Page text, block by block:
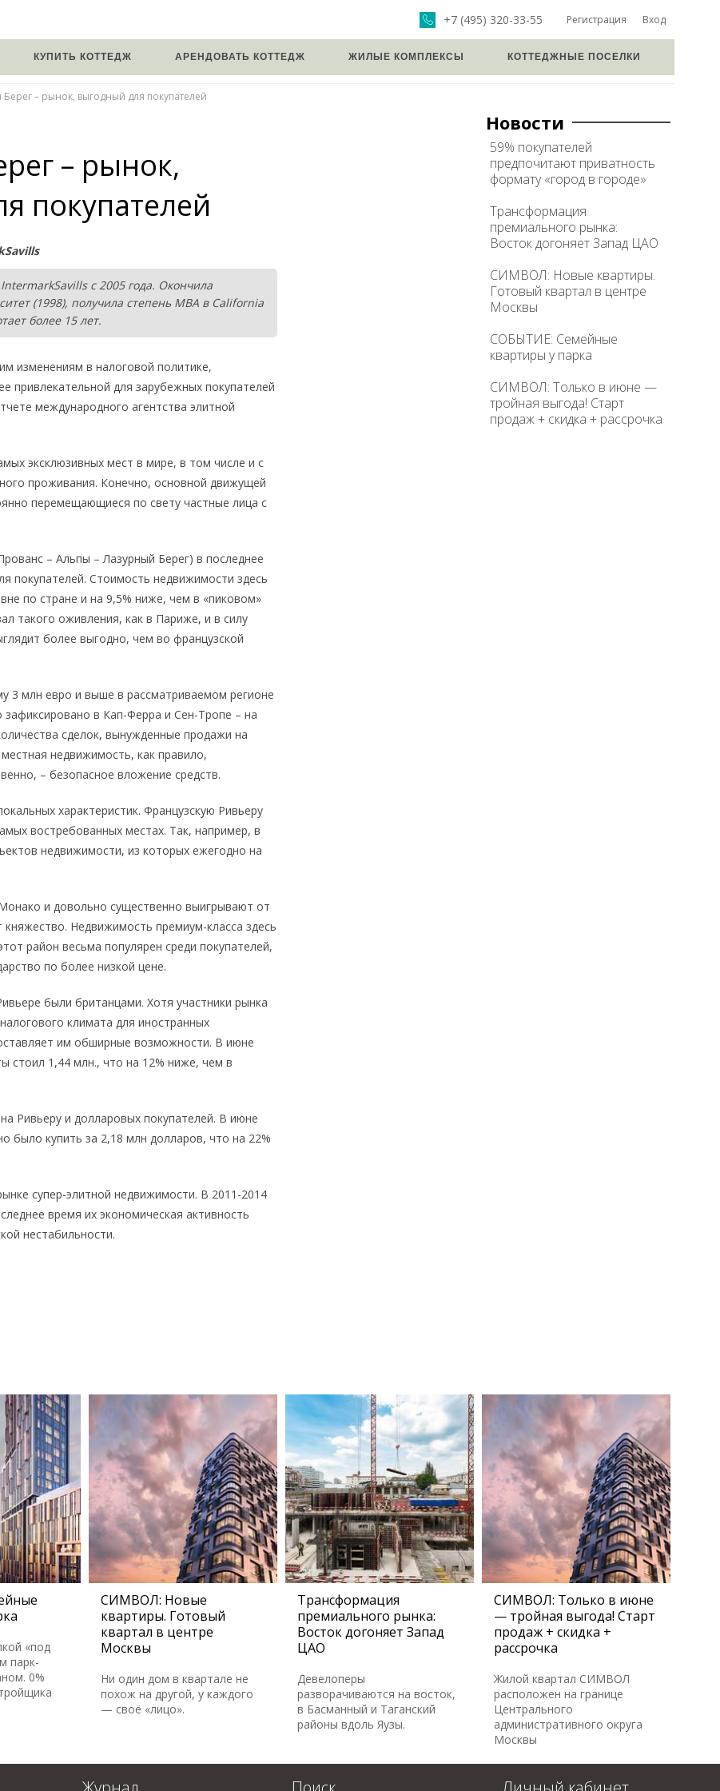
Регистрация Вход
+7 (495) 320-33-55
КУПИТЬ КОТТЕДЖ АРЕНДОВАТЬ КОТТЕДЖ ЖИЛЫЕ КОМПЛЕКСЫ КОТТЕДЖНЫЕ ПОСЕЛКИ
– рынок, выгодный для покупателей
– рынок,
покупателей
с 2005 года. Окончила
(1998), получила степень МВА в California
более 15 лет.
изменениям в налоговой политике,
привлекательной для зарубежных покупателей
международного агентства элитной
эксклюзивных мест в мире, в том числе и с
проживания. Конечно, основной движущей
перемещающиеся по свету частные лица с
– Альпы – Лазурный Берег) в последнее
покупателей. Стоимость недвижимости здесь
по стране и на 9,5% ниже, чем в «пиковом»
такого оживления, как в Париже, и в силу
более выгодно, чем во французской
3 млн евро и выше в рассматриваемом регионе
в Кап-Ферра и Сен-Тропе – на
сделок, вынужденные продажи на
недвижимость, как правило,
– безопасное вложение средств.
характеристик. Французскую Ривьеру
востребованных местах. Так, например, в
недвижимости, из которых ежегодно на
и довольно существенно выигрывают от
Недвижимость премиум-класса здесь
район весьма популярен среди покупателей,
по более низкой цене.
были британцами. Хотя участники рынка
климата для иностранных
им обширные возможности. В июне
стоил 1,44 млн., что на 12% ниже, чем в
Ривьеру и долларовых покупателей. В июне
купить за 2,18 млн долларов, что на 22%
супер-элитной недвижимости. В 2011-2014
время их экономическая активность
нестабильности.
Новости
59% покупателей
предпочитают приватность
формату «город в городе»
Трансформация
премиального рынка:
Восток догоняет Запад ЦАО
СИМВОЛ: Новые квартиры.
Готовый квартал в центре
Москвы
СОБЫТИЕ: Семейные
квартиры у парка
СИМВОЛ: Только в июне —
тройная выгода! Старт
продаж + скидка + рассрочка
«под
парк-
0%
СИМВОЛ: Новые
квартиры. Готовый
квартал в центре
Москвы
Ни один дом в квартале не
похож на другой, у каждого
— своё «лицо».
Трансформация
премиального рынка:
Восток догоняет Запад
ЦАО
Девелоперы
разворачиваются на восток,
в Басманный и Таганский
районы вдоль Яузы.
СИМВОЛ: Только в июне
— тройная выгода! Старт
продаж + скидка +
рассрочка
Жилой квартал СИМВОЛ
расположен на границе
Центрального
административного округа
Москвы